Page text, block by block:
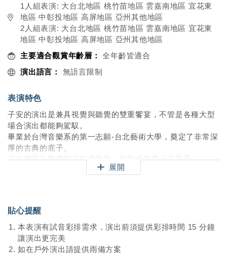
1人組表演: 大台北地區 桃竹苗地區 雲嘉南地區 宜花東
地區 中彰投地區 高屏地區 亞州其他地區
2人組表演: 大台北地區 桃竹苗地區 雲嘉南地區 宜花東
地區 中彰投地區 高屏地區 亞州其他地區
主要適合觀賞年齡層：
全年齡皆適合
演出語言：
無語言限制
表演特色
子安的演出是兼具視覺與聽覺的雙重饗宴，不管是各種大型
場合演出都能夠駕馭。
畢業於台灣音樂系的第一志願-台北藝術大學，奠定了非常深
厚的古典的底子。
近年來因為跨界到流行音樂界，轉型成跨界小提琴手。
曾與多位大咖藝人合作，例如：蕭敬騰、張惠妹、ALIN等
[演出形式]
A:30分鐘內
B:60分鐘內
以上均提供歌單給客戶挑選。
展開
貼心提醒
本表演有試音彩排需求，演出前須提供彩排時間 15 分鐘
讓演出更完美
如在戶外演出請提供雨備方案